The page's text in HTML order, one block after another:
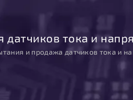
датчиков тока и
и продажа датчиков тока и